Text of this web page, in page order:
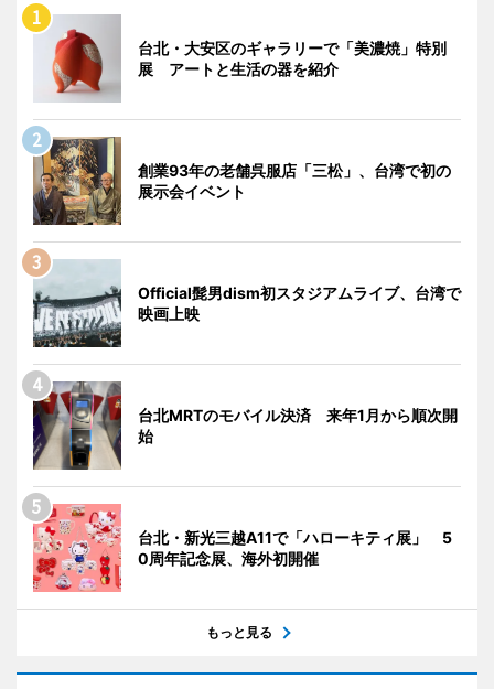
台北・大安区のギャラリーで「美濃焼」特別
展 アートと生活の器を紹介
創業93年の老舗呉服店「三松」、台湾で初の
展示会イベント
Official髭男dism初スタジアムライブ、台湾で
映画上映
台北MRTのモバイル決済 来年1月から順次開
始
台北・新光三越A11で「ハローキティ展」 5
0周年記念展、海外初開催
もっと見る